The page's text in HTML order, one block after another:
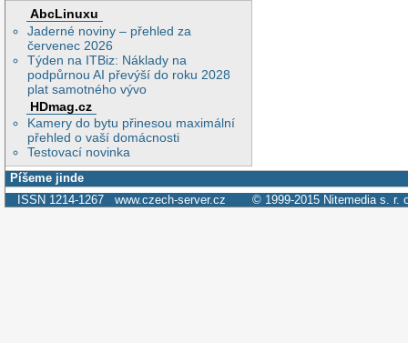
AbcLinuxu
Jaderné noviny – přehled za
červenec 2026
Týden na ITBiz: Náklady na
podpůrnou AI převýší do roku 2028
plat samotného vývo
HDmag.cz
Kamery do bytu přinesou maximální
přehled o vaší domácnosti
Testovací novinka
Píšeme jinde
ISSN 1214-1267 www.czech-server.cz © 1999-2015 Nitemedia s. r.